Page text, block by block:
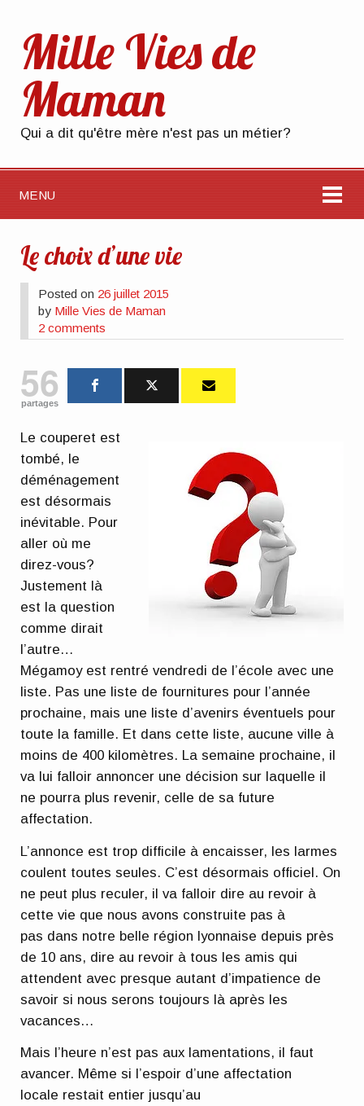
Mille Vies de
Maman
Qui a dit qu'être mère n'est pas un métier?
MENU
Le choix d’une vie
Posted on 26 juillet 2015
by Mille Vies de Maman
2 comments
56
partages
Le couperet est
tombé, le
déménagement
est désormais
inévitable. Pour
aller où me
direz-vous?
Justement là
est la question
comme dirait
l’autre…
Mégamoy est rentré vendredi de l’école avec une
liste. Pas une liste de fournitures pour l’année
prochaine, mais une liste d’avenirs éventuels pour
toute la famille. Et dans cette liste, aucune ville à
moins de 400 kilomètres. La semaine prochaine, il
va lui falloir annoncer une décision sur laquelle il
ne pourra plus revenir, celle de sa future
affectation.
L’annonce est trop difficile à encaisser, les larmes
coulent toutes seules. C’est désormais officiel. On
ne peut plus reculer, il va falloir dire au revoir à
cette vie que nous avons construite pas à
pas dans notre belle région lyonnaise depuis près
de 10 ans, dire au revoir à tous les amis qui
attendent avec presque autant d’impatience de
savoir si nous serons toujours là après les
vacances…
Mais l’heure n’est pas aux lamentations, il faut
avancer. Même si l’espoir d’une affectation
locale restait entier jusqu’au